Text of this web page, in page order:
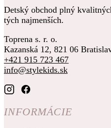
Detský obchod plný
tých najmenších.
Toprena s. r. o.
Kazanská 12, 821 06
+421 915 723 467
info@stylekids.sk
INFORMÁCIE